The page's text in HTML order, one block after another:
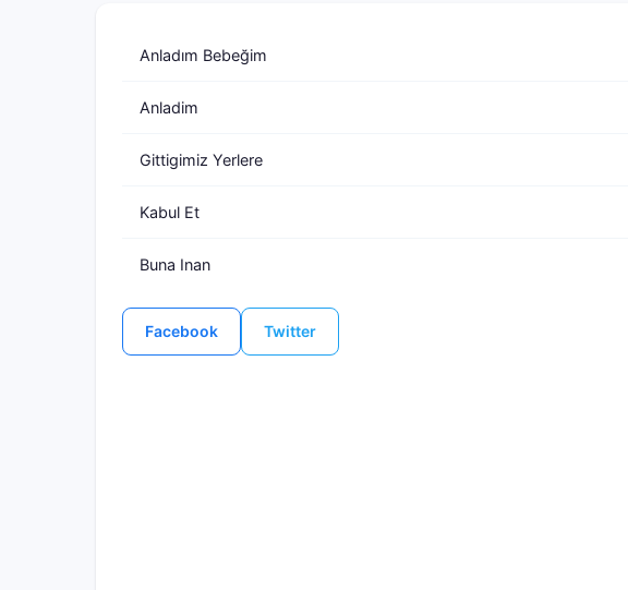
Anladım Bebeğim
Anladim
Gittigimiz Yerlere
Kabul Et
Buna Inan
Facebook Twitter